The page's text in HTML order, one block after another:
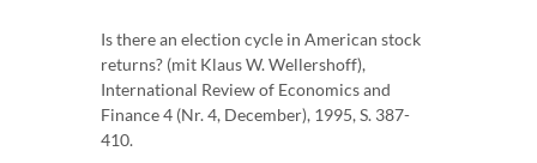
Is there an election cycle in American stock
returns? (mit Klaus W. Wellershoff),
International Review of Economics and
Finance 4 (Nr. 4, December), 1995, S. 387-
410.